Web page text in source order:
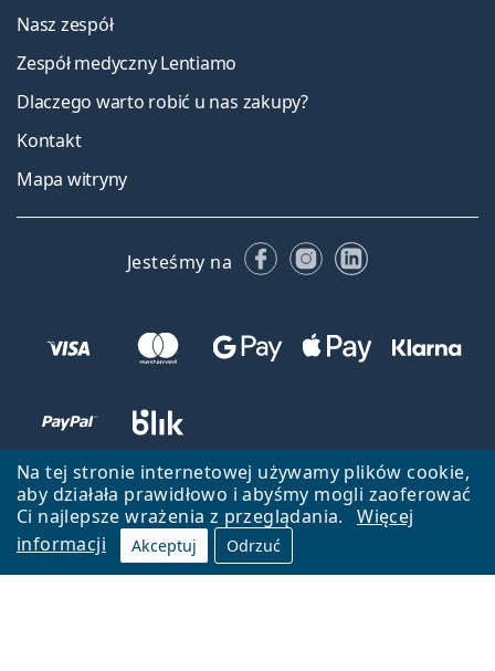
Na tej stronie internetowej używamy plików cookie,
aby działała prawidłowo i abyśmy mogli zaoferować
Ci najlepsze wrażenia z przeglądania.
Więcej
informacji
Akceptuj Odrzuć
Nasz zespół
Zespół medyczny Lentiamo
Dlaczego warto robić u nas zakupy?
Kontakt
Mapa witryny
Jesteśmy na FacebookuInstagramie
LinkedIn
Wróć do strony głównej